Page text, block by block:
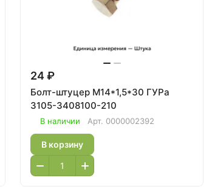
24 ₽
Болт-штуцер М14*1,5*30 ГУРа
3105-3408100-210
В наличии Арт. 0000002392
В корзину